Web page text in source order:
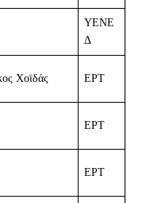
ΥΕΝΕ
Δ
Χοϊδάς ΕΡΤ
ΕΡΤ
ΕΡΤ